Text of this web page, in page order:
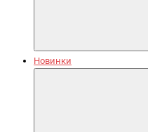
Новинки